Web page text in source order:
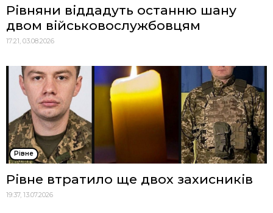
Рівняни віддадуть останню шану
двом військовослужбовцям
17:21, 03.08.2026
Рівне
Рівне втратило ще двох захисників
19:37, 13.07.2026